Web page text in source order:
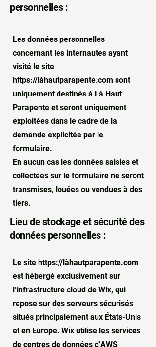
personnelles :
Les données personnelles
concernant les internautes ayant
visité le site
https://làhautparapente.com sont
uniquement destinés à Là Haut
Parapente et seront uniquement
exploitées dans le cadre de la
demande explicitée par le
formulaire.
En aucun cas les données saisies et
collectées sur le formulaire ne seront
transmises, louées ou vendues à des
tiers.
Lieu de stockage et sécurité des
données personnelles :
Le site https://làhautparapente.com
est hébergé exclusivement sur
l’infrastructure cloud de Wix, qui
repose sur des serveurs sécurisés
situés principalement aux États-Unis
et en Europe. Wix utilise les services
de centres de données d’AWS